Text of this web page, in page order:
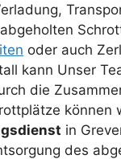
oder auch
kann Unser
die
können
in
des